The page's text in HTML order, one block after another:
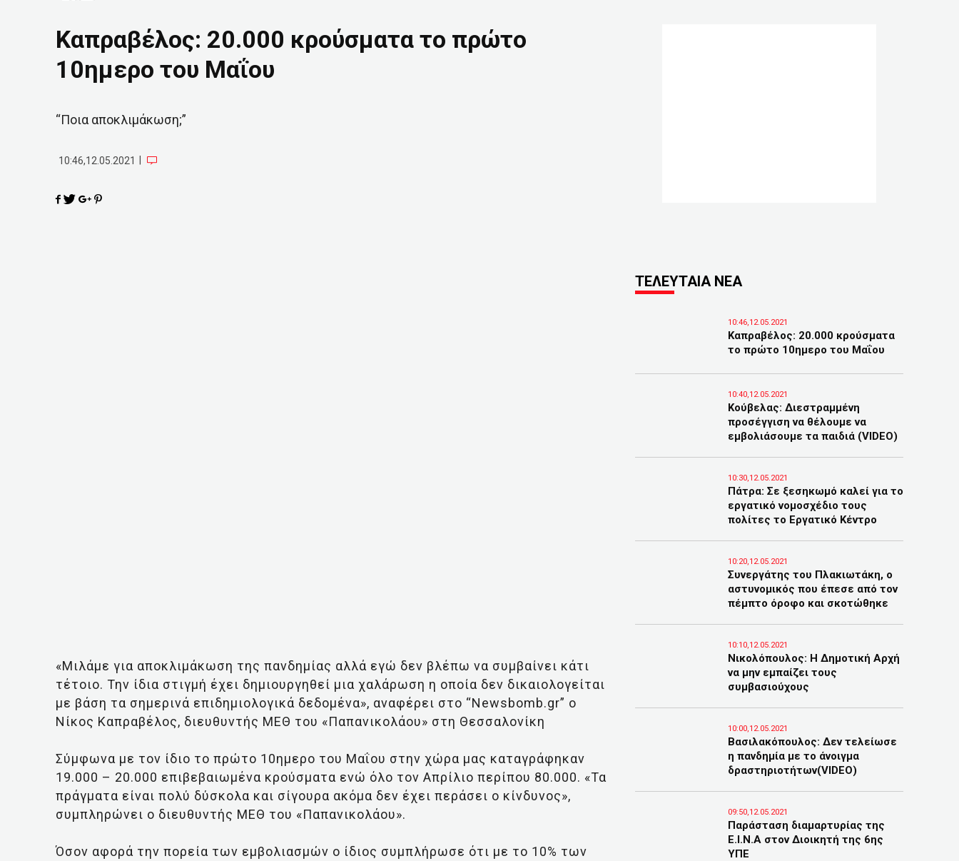
Καπραβέλος: 20.000 κρούσματα το πρώτο
10ημερο του Μαΐου
“Ποια αποκλιμάκωση;”
10:46,12.05.2021
«Μιλάμε για αποκλιμάκωση της πανδημίας αλλά εγώ δεν βλέπω να συμβαίνει κάτι
τέτοιο. Την ίδια στιγμή έχει δημιουργηθεί μια χαλάρωση η οποία δεν δικαιολογείται
με βάση τα σημερινά επιδημιολογικά δεδομένα», αναφέρει στο “Newsbomb.gr” ο
Νίκος Καπραβέλος, διευθυντής ΜΕΘ του «Παπανικολάου» στη Θεσσαλονίκη
Σύμφωνα με τον ίδιο το πρώτο 10ημερο του Μαΐου στην χώρα μας καταγράφηκαν
19.000 – 20.000 επιβεβαιωμένα κρούσματα ενώ όλο τον Απρίλιο περίπου 80.000. «Τα
πράγματα είναι πολύ δύσκολα και σίγουρα ακόμα δεν έχει περάσει ο κίνδυνος»,
συμπληρώνει ο διευθυντής ΜΕΘ του «Παπανικολάου».
Όσον αφορά την πορεία των εμβολιασμών ο ίδιος συμπλήρωσε ότι με το 10% των
ΤΕΛΕΥΤΑΙΑ ΝΕΑ
10:46,12.05.2021
Καπραβέλος: 20.000 κρούσματα
το πρώτο 10ημερο του Μαΐου
10:40,12.05.2021
Κούβελας: Διεστραμμένη
προσέγγιση να θέλουμε να
εμβολιάσουμε τα παιδιά (VIDEO)
10:30,12.05.2021
Πάτρα: Σε ξεσηκωμό καλεί για το
εργατικό νομοσχέδιο τους
πολίτες το Εργατικό Κέντρο
10:20,12.05.2021
Συνεργάτης του Πλακιωτάκη, ο
αστυνομικός που έπεσε από τον
πέμπτο όροφο και σκοτώθηκε
10:10,12.05.2021
Νικολόπουλος: Η Δημοτική Αρχή
να μην εμπαίζει τους
συμβασιούχους
10:00,12.05.2021
Βασιλακόπουλος: Δεν τελείωσε
η πανδημία με το άνοιγμα
δραστηριοτήτων(VIDEO)
09:50,12.05.2021
Παράσταση διαμαρτυρίας της
Ε.Ι.Ν.Α στον Διοικητή της 6ης
ΥΠΕ